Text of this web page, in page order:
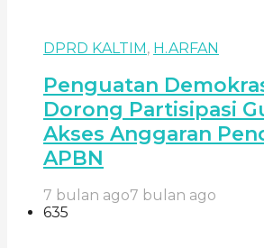
DPRD KALTIM, H.ARFAN
Penguatan
Dorong Partisipasi
Akses Anggaran
APBN
7 bulan ago7 bulan ago
635